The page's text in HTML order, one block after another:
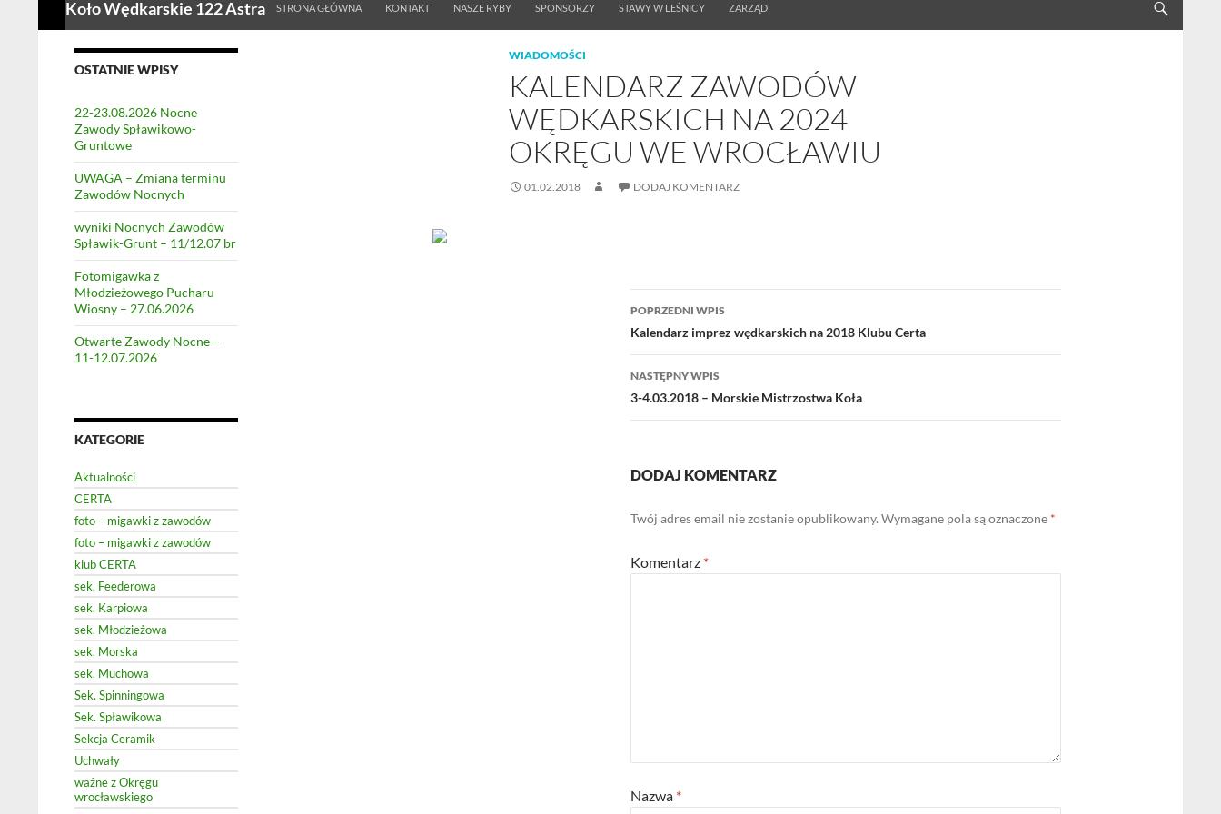
Koło Wędkarskie 122 Astra STRONA GŁÓWNA KONTAKT NASZE RYBY SPONSORZY STAWY W LEŚNICY ZARZĄD
WIADOMOŚCI
KALENDARZ ZAWODÓW
WĘDKARSKICH NA 2024
OKRĘGU WE WROCŁAWIU
01.02.2018 DODAJ KOMENTARZ
Nawigacja
wpisu
POPRZEDNI WPIS
Kalendarz imprez wędkarskich na 2018 Klubu Certa
NASTĘPNY WPIS
3-4.03.2018 – Morskie Mistrzostwa Koła
DODAJ KOMENTARZ
Twój adres email nie zostanie opublikowany. Wymagane pola są oznaczone *
Komentarz *
Nazwa *
OSTATNIE WPISY
22-23.08.2026 Nocne
Zawody Spławikowo-
Gruntowe
UWAGA – Zmiana terminu
Zawodów Nocnych
wyniki Nocnych Zawodów
Spławik-Grunt – 11/12.07 br
Fotomigawka z
Młodzieżowego Pucharu
Wiosny – 27.06.2026
Otwarte Zawody Nocne –
11-12.07.2026
KATEGORIE
Aktualności
CERTA
foto – migawki z zawodów
foto – migawki z zawodów
klub CERTA
sek. Feederowa
sek. Karpiowa
sek. Młodzieżowa
sek. Morska
sek. Muchowa
Sek. Spinningowa
Sek. Spławikowa
Sekcja Ceramik
Uchwały
ważne z Okręgu
wrocławskiego